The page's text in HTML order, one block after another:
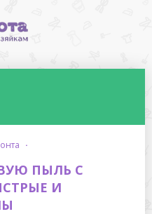
·
ПЫЛЬ С
И